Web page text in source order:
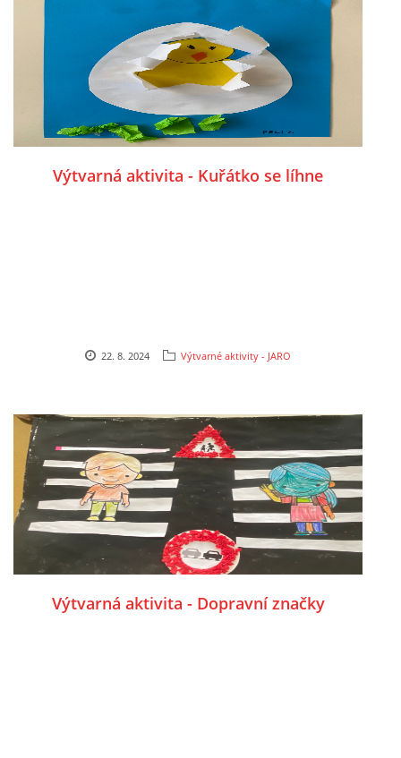
VELIKONOCE
SVĚTOVÝ DEN VODY 22. BŘEZEN
KREATIVNÍ OVOCNÉ A ZELENINOVÉ MLSÁNÍ
VÁNOČNÍ TVOŘENÍ
UČTE DĚTI PROŽITKEM
ŠABLONY
SENZORY PLAY
DOPORUČUJI
Výtvarná aktivita - Kuřátko se líhne
22. 8. 2024 Výtvarné aktivity - JARO
Výtvarná aktivita - Dopravní značky